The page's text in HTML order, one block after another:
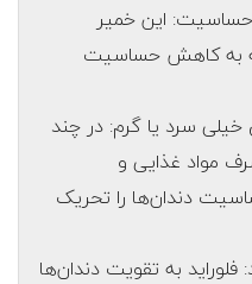
حساسیت: این خمیر
به کاهش حساسیت
سرد یا گرم: در چند
مواد غذایی و
دندان‌ها را تحریک
فلوراید به تقویت دندان‌ها